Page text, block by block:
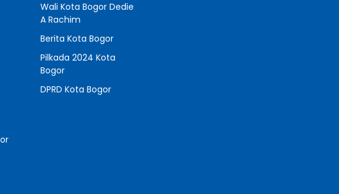
Wali Kota Bogor Dedie
A Rachim
Berita Kota Bogor
Pilkada 2024 Kota
Bogor
DPRD Kota Bogor